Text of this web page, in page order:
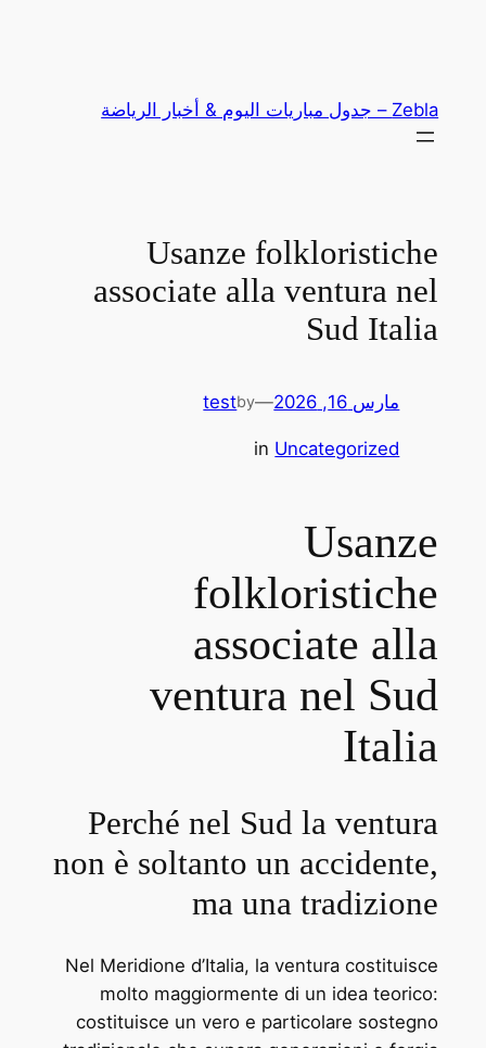
Zebla – جدول مباريات اليوم & أخبار الرياضة
Usanze folkloristiche
associate alla ventura nel
Sud Italia
مارس 16, 2026 —
by
test
in Uncategorized
Usanze
folkloristiche
associate alla
ventura nel Sud
Italia
Perché nel Sud la ventura
non è soltanto un accidente,
ma una tradizione
Nel Meridione d’Italia, la ventura costituisce
molto maggiormente di un idea teorico:
costituisce un vero e particolare sostegno